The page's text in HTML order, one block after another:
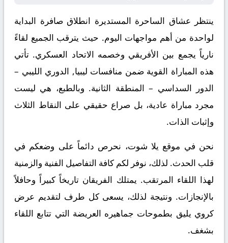
ينتظر عشاق الساحرة المستديرة انطلاق صافرة البداية
لواحدة من أهم مواجهات اليوم. حيث يترقب الجميع لقاءً
نارياً يجمع بين الأفريقي وخصمه الاتحاد العسكري. تأتي
هذه المباراة القوية ضمن منافسات ليبيا, الدوري الليبي –
الدور السداسي – المنطقة الثانية. وبالطبع، هي ليست
مجرد مباراة عادية، بل صراع حقيقي على النقاط الثلاث
وإثبات الذات.
نحن في موقع يلا شوت، نحرص دائماً على وضعكم في
قلب الحدث. لذلك، نوفر لكم كافة التفاصيل الفنية والزمنية
لهذا اللقاء المرتقب. يمتلك الفريقان تاريخاً كبيراً وحافلاً
بالإنجازات. ونتيجة لذلك، يسعى كل طرف لتقديم عرض
كروي يليق بطموحات جماهيره العريضة التي تتابع اللقاء
بشغف.